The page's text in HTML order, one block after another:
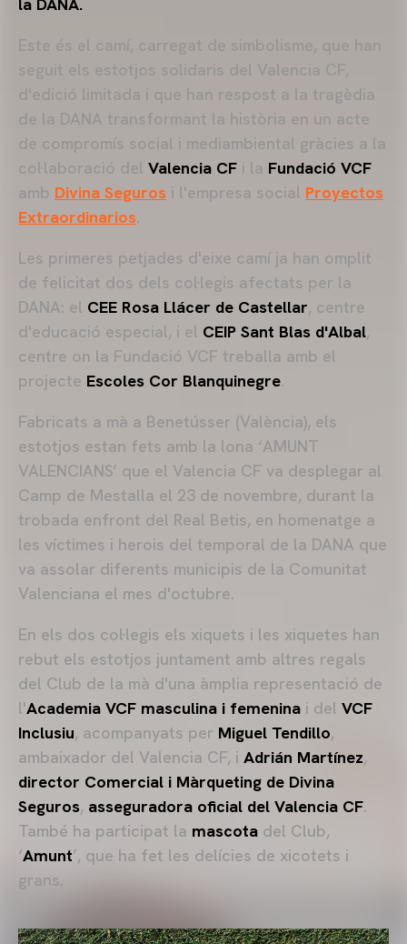
Este és el camí, carregat de simbolisme, que han
seguit els estotjos solidaris del Valencia CF,
d'edició limitada i que han respost a la tragèdia
de la DANA transformant la història en un acte
de compromís social i mediambiental gràcies a la
col·laboració del Valencia CF i la Fundació VCF
amb Divina Seguros i l'empresa social Proyectos
Extraordinarios.
Les primeres petjades d'eixe camí ja han omplit
de felicitat dos dels col·legis afectats per la
DANA: el CEE Rosa Llácer de Castellar, centre
d'educació especial, i el CEIP Sant Blas d'Albal,
centre on la Fundació VCF treballa amb el
projecte Escoles Cor Blanquinegre.
Fabricats a mà a Benetússer (València), els
estotjos estan fets amb la lona ‘AMUNT
VALENCIANS’ que el Valencia CF va desplegar al
Camp de Mestalla el 23 de novembre, durant la
trobada enfront del Real Betis, en homenatge a
les víctimes i herois del temporal de la DANA que
va assolar diferents municipis de la Comunitat
Valenciana el mes d'octubre.
En els dos col·legis els xiquets i les xiquetes han
rebut els estotjos juntament amb altres regals
del Club de la mà d'una àmplia representació de
l'Academia VCF masculina i femenina i del VCF
Inclusiu, acompanyats per Miguel Tendillo,
ambaixador del Valencia CF, i Adrián Martínez,
director Comercial i Màrqueting de Divina
Seguros, asseguradora oficial del Valencia CF.
També ha participat la mascota del Club,
‘Amunt’, que ha fet les delícies de xicotets i
grans.